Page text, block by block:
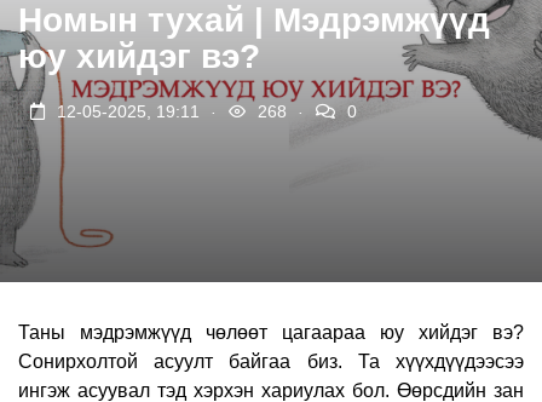
Номын тухай | Мэдрэмжүүд
юу хийдэг вэ?
12-05-2025, 19:11 268 0
Таны мэдрэмжүүд чөлөөт цагаараа юу хийдэг вэ?
Сонирхолтой асуулт байгаа биз. Та хүүхдүүдээсээ
ингэж асуувал тэд хэрхэн хариулах бол. Өөрсдийн зан